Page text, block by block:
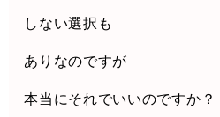
しない選択も
ありなのですが
本当にそれでいいのですか？